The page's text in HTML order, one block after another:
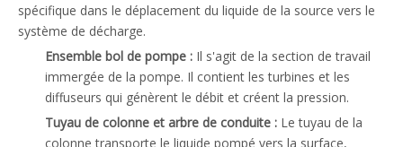
spécifique dans le déplacement du liquide de la source vers le
système de décharge.
Ensemble bol de pompe : Il s'agit de la section de travail
immergée de la pompe. Il contient les turbines et les
diffuseurs qui génèrent le débit et créent la pression.
Tuyau de colonne et arbre de conduite : Le tuyau de la
colonne transporte le liquide pompé vers la surface,